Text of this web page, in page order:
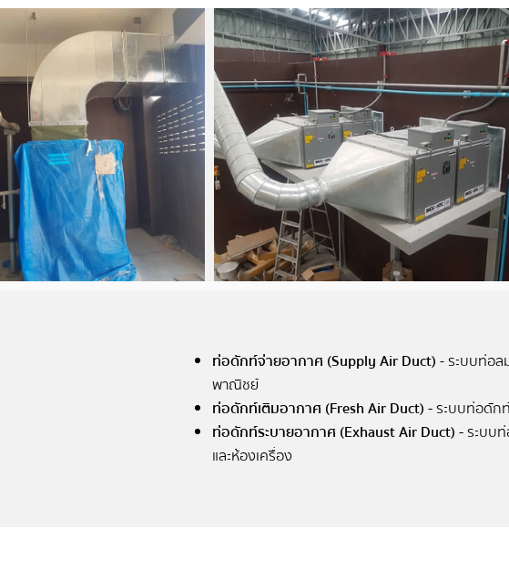
​ท่อดักท์จ่ายอากาศ (Supply Air Duct)- ระบบท่อล
พาณิชย์
ท่อดักท์เติมอากาศ (Fresh Air Duct) -ระบบท่อดัก
ท่อดักท์ระบายอากาศ (Exhaust Air Duct) -ระบบ
และห้องเครื่อง